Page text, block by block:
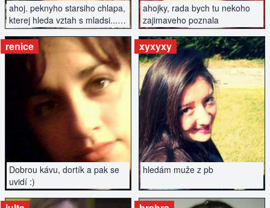
ahoj. peknyho starsiho chlapa,
kterej hleda vztah s mladsi...
najdu tu?
ahojky, rada bych tu nekoho
zajimaveho poznala
Dobrou kávu, dortík a pak se
uvidí :)
renice
ZOBRAZIT INZERÁT
hledám muže z pb
xyxyxy
ZOBRAZIT INZERÁT